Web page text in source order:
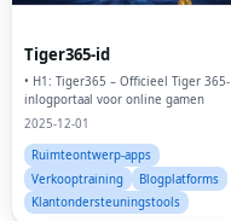
Tiger365-id
• H1: Tiger365 – Officieel Tiger 365-
inlogportaal voor online gamen
2025-12-01
Ruimteontwerp-apps
Verkooptraining
Blogplatforms
Klantondersteuningstools